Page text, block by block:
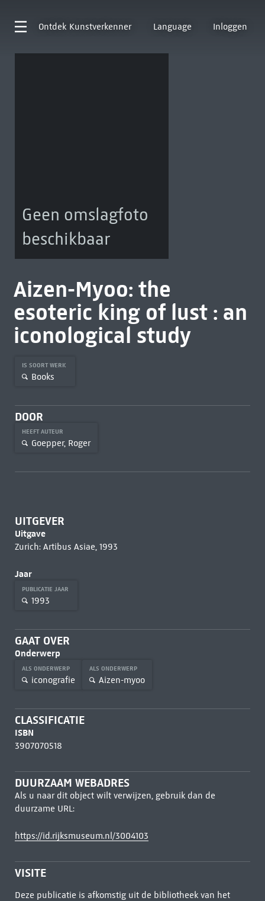
Ontdek Kunstverkenner Language Inloggen
Geen omslagfoto
beschikbaar
Aizen-Myoo: the
esoteric king of lust : an
iconological study
IS SOORT WERK
Books
DOOR
HEEFT AUTEUR
Goepper, Roger
UITGEVER
Uitgave
Zurich: Artibus Asiae, 1993
Jaar
PUBLICATIE JAAR
1993
GAAT OVER
Onderwerp
ALS ONDERWERP
iconografie
ALS ONDERWERP
Aizen-myoo
CLASSIFICATIE
ISBN
3907070518
DUURZAAM WEBADRES
Als u naar dit object wilt verwijzen, gebruik dan de
duurzame URL:
https://id.rijksmuseum.nl/3004103
VISITE
Deze publicatie is afkomstig uit de bibliotheek van het